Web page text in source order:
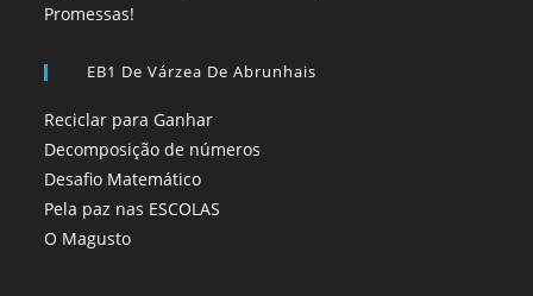
Promessas!
EB1 De Várzea De Abrunhais
Reciclar para Ganhar
Decomposição de números
Desafio Matemático
Pela paz nas ESCOLAS
O Magusto